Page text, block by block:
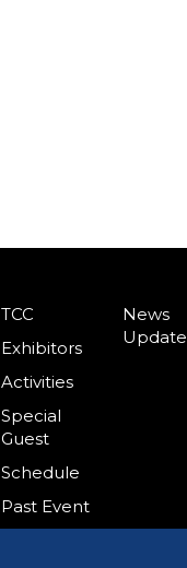
TCC
Exhibitors
Activities
Special
Guest
Schedule
Past Event
News
Update